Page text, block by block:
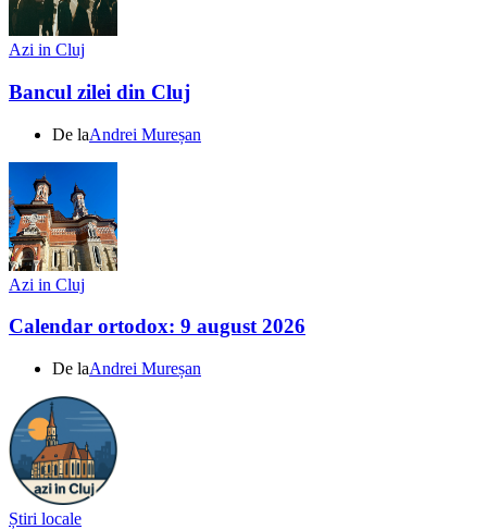
Azi in Cluj
Bancul zilei din Cluj
De laAndrei Mureșan
Azi in Cluj
Calendar ortodox: 9 august 2026
De laAndrei Mureșan
Știri locale